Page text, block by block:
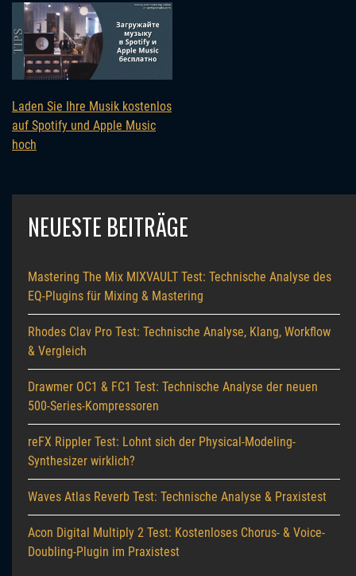
Laden Sie Ihre Musik kostenlos
auf Spotify und Apple Music
hoch
NEUESTE BEITRÄGE
Mastering The Mix MIXVAULT Test: Technische Analyse des
EQ-Plugins für Mixing & Mastering
Rhodes Clav Pro Test: Technische Analyse, Klang, Workflow
& Vergleich
Drawmer OC1 & FC1 Test: Technische Analyse der neuen
500-Series-Kompressoren
reFX Rippler Test: Lohnt sich der Physical-Modeling-
Synthesizer wirklich?
Waves Atlas Reverb Test: Technische Analyse & Praxistest
Acon Digital Multiply 2 Test: Kostenloses Chorus- & Voice-
Doubling-Plugin im Praxistest